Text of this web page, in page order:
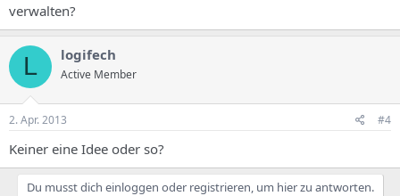
verwalten?
L logifech
Active Member
2. Apr. 2013 #4
Keiner eine Idee oder so?
Du musst dich einloggen oder registrieren, um hier zu antworten.